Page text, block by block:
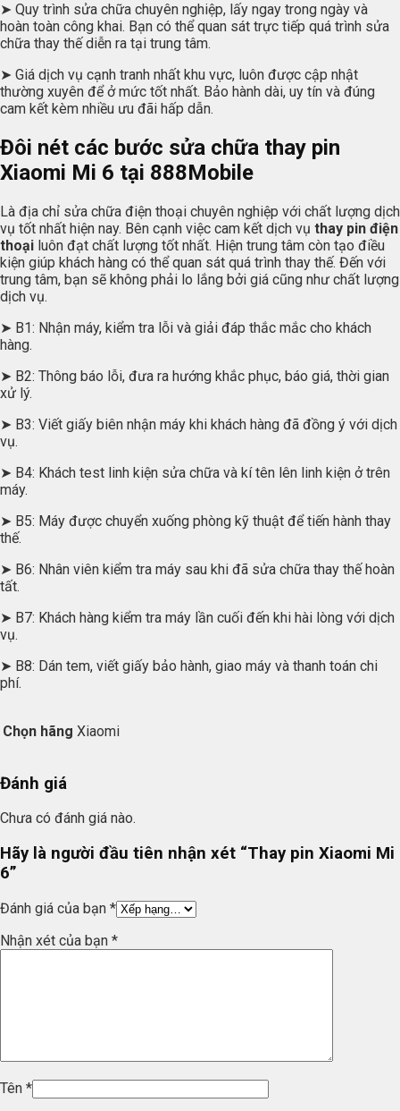
➤ Quy trình sửa chữa chuyên nghiệp, lấy ngay trong ngày và
hoàn toàn công khai. Bạn có thể quan sát trực tiếp quá trình sửa
chữa thay thế diễn ra tại trung tâm.
➤ Giá dịch vụ cạnh tranh nhất khu vực, luôn được cập nhật
thường xuyên để ở mức tốt nhất. Bảo hành dài, uy tín và đúng
cam kết kèm nhiều ưu đãi hấp dẫn.
Đôi nét các bước sửa chữa thay pin
Xiaomi Mi 6 tại 888Mobile
Là địa chỉ sửa chữa điện thoại chuyên nghiệp với chất lượng dịch
vụ tốt nhất hiện nay. Bên cạnh việc cam kết dịch vụ thay pin điện
thoại luôn đạt chất lượng tốt nhất. Hiện trung tâm còn tạo điều
kiện giúp khách hàng có thể quan sát quá trình thay thế. Đến với
trung tâm, bạn sẽ không phải lo lắng bởi giá cũng như chất lượng
dịch vụ.
➤ B1: Nhận máy, kiểm tra lỗi và giải đáp thắc mắc cho khách
hàng.
➤ B2: Thông báo lỗi, đưa ra hướng khắc phục, báo giá, thời gian
xử lý.
➤ B3: Viết giấy biên nhận máy khi khách hàng đã đồng ý với dịch
vụ.
➤ B4: Khách test linh kiện sửa chữa và kí tên lên linh kiện ở trên
máy.
➤ B5: Máy được chuyển xuống phòng kỹ thuật để tiến hành thay
thế.
➤ B6: Nhân viên kiểm tra máy sau khi đã sửa chữa thay thế hoàn
tất.
➤ B7: Khách hàng kiểm tra máy lần cuối đến khi hài lòng với dịch
vụ.
➤ B8: Dán tem, viết giấy bảo hành, giao máy và thanh toán chi
phí.
Chọn hãng Xiaomi
Đánh giá
Chưa có đánh giá nào.
Hãy là người đầu tiên nhận xét “Thay pin Xiaomi Mi
6”
Đánh giá của bạn *
Nhận xét của bạn *
Tên *